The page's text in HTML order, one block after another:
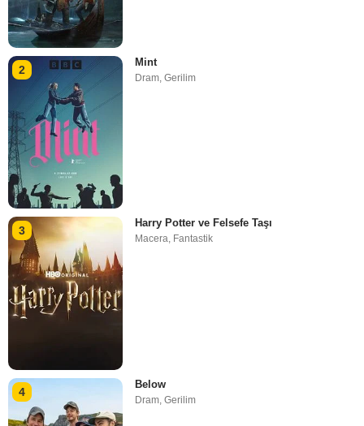
2
Mint
Dram,Gerilim
3
Harry Potter ve Felsefe Taşı
Macera, Fantastik
4
Below
Dram ,Gerilim